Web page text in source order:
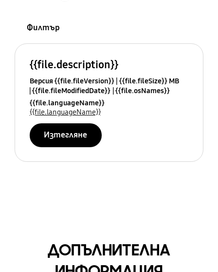
Филтър
{{file.description}}
Версия {{file.fileVersion}} {{file.fileSize}} MB
{{file.fileModifiedDate}} {{file.osNames}}
{{file.languageName}}
{{file.languageName}}
Изтегляне
ДОПЪЛНИТЕЛНА